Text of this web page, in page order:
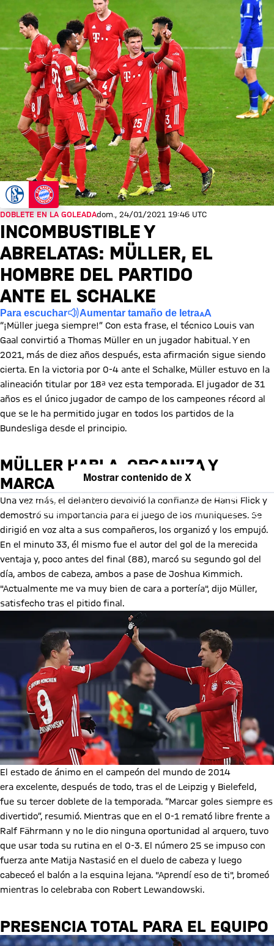
DOBLETE EN LA GOLEADAdom., 24/01/2021 19:46 UTC
INCOMBUSTIBLE Y
ABRELATAS: MÜLLER, EL
HOMBRE DEL PARTIDO
ANTE EL SCHALKE
Para escuchar Aumentar tamaño de letra
“¡Müller juega siempre!” Con esta frase, el técnico Louis van
Gaal convirtió a Thomas Müller en un jugador habitual. Y en
2021, más de diez años después, esta afirmación sigue siendo
cierta. En la victoria por 0-4 ante el Schalke, Müller estuvo en la
alineación titular por 18ª vez esta temporada. El jugador de 31
años es el único jugador de campo de los campeones récord al
que se le ha permitido jugar en todos los partidos de la
Bundesliga desde el principio.
MÜLLER HABLA, ORGANIZA Y
MARCA
Mostrar contenido de X
Al cargar este contenido, aceptas nuestra política de cookies para
almacenar tus datos. Ten en cuenta que al cargar este contenido, tus
datos serán compartidos con el proveedor de esta red social.
Una vez más, el delantero devolvió la confianza de Hansi Flick y
demostró su importancia para el juego de los muniqueses. Se
dirigió en voz alta a sus compañeros, los organizó y los empujó.
En el minuto 33, él mismo fue el autor del gol de la merecida
ventaja y, poco antes del final (88), marcó su segundo gol del
día, ambos de cabeza, ambos a pase de Joshua Kimmich.
"Actualmente me va muy bien de cara a portería", dijo Müller,
satisfecho tras el pitido final.
El estado de ánimo en el campeón del mundo de 2014
era excelente, después de todo, tras el de Leipzig y Bielefeld,
fue su tercer doblete de la temporada. “Marcar goles siempre es
divertido”, resumió. Mientras que en el 0-1 remató libre frente a
Ralf Fährmann y no le dio ninguna oportunidad al arquero, tuvo
que usar toda su rutina en el 0-3. El número 25 se impuso con
fuerza ante Matija Nastasić en el duelo de cabeza y luego
cabeceó el balón a la esquina lejana. "Aprendí eso de ti", bromeó
mientras lo celebraba con Robert Lewandowski.
PRESENCIA TOTAL PARA EL EQUIPO